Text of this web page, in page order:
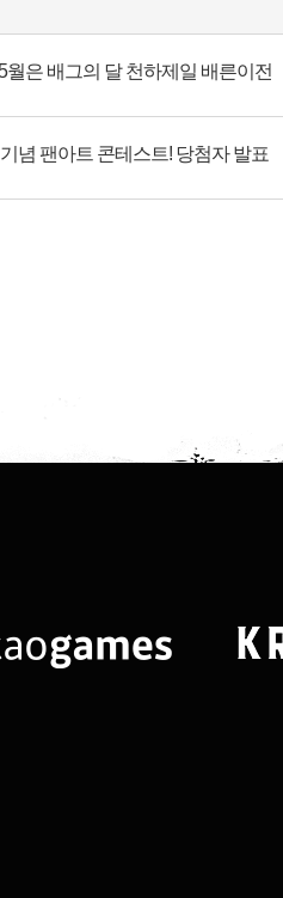
월은 배그의 달 천하제일 배른이전
념 팬아트 콘테스트! 당첨자 발표